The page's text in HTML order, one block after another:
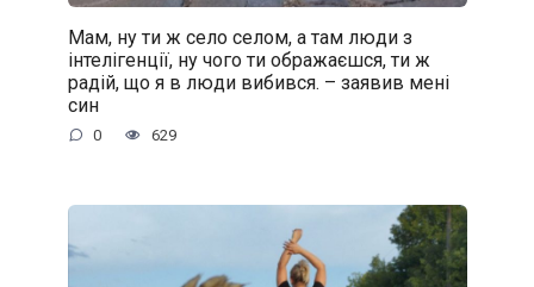
Мам, ну ти ж село селом, а там люди з
інтелігенції, ну чого ти ображаєшся, ти ж
радій, що я в люди вибився. – заявив мені
син
0 629